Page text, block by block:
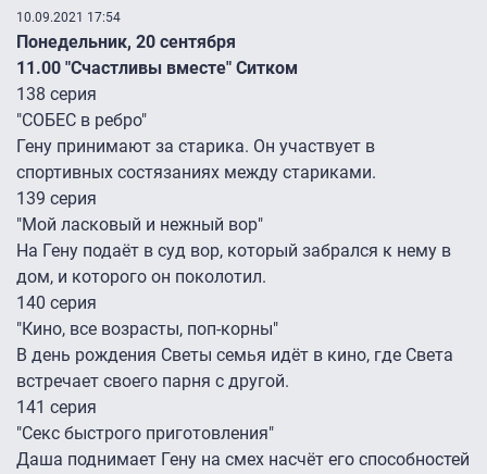
10.09.2021 17:54
Понедельник, 20 сентября
11.00 "Счастливы вместе" Ситком
138 серия
"СОБЕС в ребро"
Гену принимают за старика. Он участвует в
спортивных состязаниях между стариками.
139 серия
"Мой ласковый и нежный вор"
На Гену подаёт в суд вор, который забрался к нему в
дом, и которого он поколотил.
140 серия
"Кино, все возрасты, поп-корны"
В день рождения Светы семья идёт в кино, где Света
встречает своего парня с другой.
141 серия
"Секс быстрого приготовления"
Даша поднимает Гену на смех насчёт его способностей